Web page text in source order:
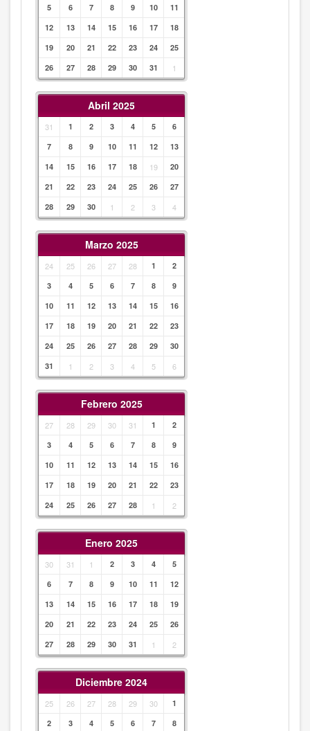
5 6 7 8 9 10
11
12
13 14 15 16 17
18
19
20 21 22 23 24
25
26
27 28 29 30 31 1
Abril 2025
31 1 2 3 4 5
6
7
8 9 10 11 12
13
14
15 16 17 18 19
20
21
22 23 24 25 26
27
28
29 30 1 2 3 4
Marzo 2025
24 25 26 27 28 1
2
3
4 5 6 7 8
9
10
11 12 13 14 15
16
17
18 19 20 21 22
23
24
25 26 27 28 29
30
31
1 2 3 4 5 6
Febrero 2025
27 28 29 30 31 1
2
3
4 5 6 7 8
9
10
11 12 13 14 15
16
17
18 19 20 21 22
23
24
25 26 27 28 1 2
Enero 2025
30 31 1 2 3 4
5
6
7 8 9 10 11
12
13
14 15 16 17 18
19
20
21 22 23 24 25
26
27
28 29 30 31 1 2
Diciembre 2024
25 26 27 28 29 30
1
2
3 4 5 6 7
8